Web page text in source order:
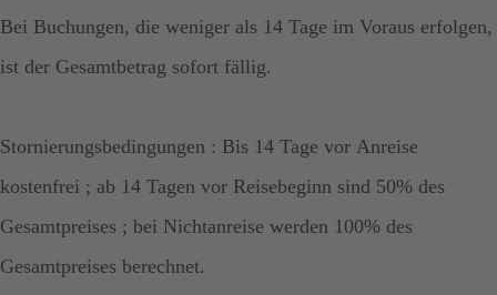
Bei Buchungen, die weniger als 14 Tage im Voraus erfolgen,
ist der Gesamtbetrag sofort fällig.
Stornierungsbedingungen : Bis 14 Tage vor Anreise
kostenfrei ; ab 14 Tagen vor Reisebeginn sind 50% des
Gesamtpreises ; bei Nichtanreise werden 100% des
Gesamtpreises berechnet.